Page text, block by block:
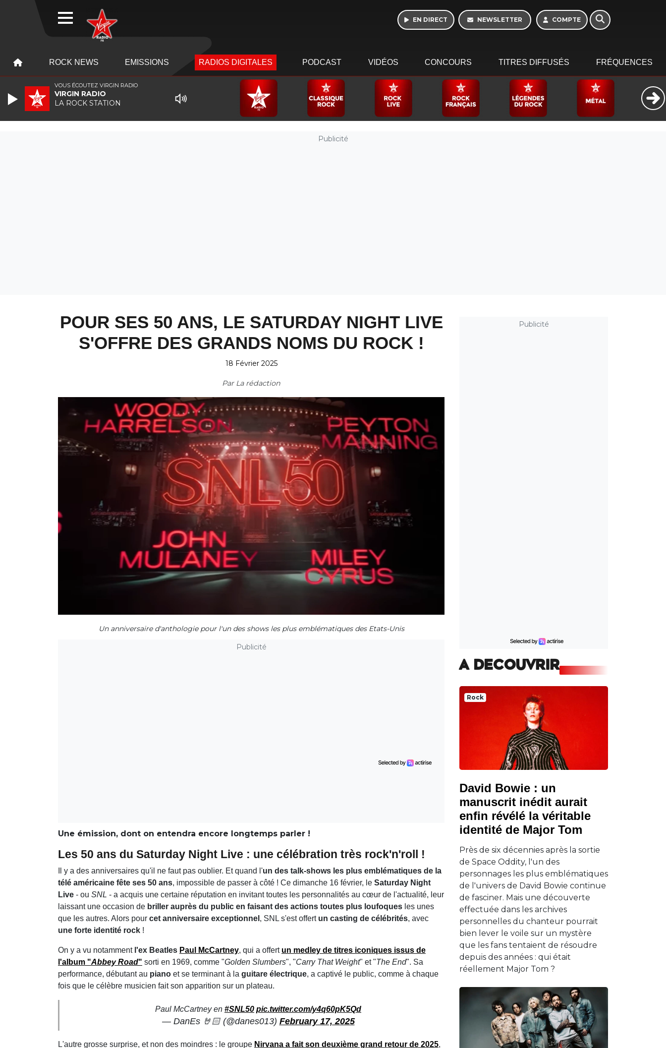
EN DIRECT NEWSLETTER COMPTE
ROCK NEWS EMISSIONS RADIOS DIGITALES PODCAST VIDÉOS CONCOURS TITRES DIFFUSÉS FRÉQUENCES
Publicité
POUR SES 50 ANS, LE SATURDAY NIGHT LIVE
S'OFFRE DES GRANDS NOMS DU ROCK !
18 Février 2025
Par La rédaction
Un anniversaire d'anthologie pour l'un des shows les plus emblématiques des Etats-Unis
Publicité
Une émission, dont on entendra encore longtemps parler !
Les 50 ans du Saturday Night Live : une célébration très rock'n'roll !
Il y a des anniversaires qu'il ne faut pas oublier. Et quand l'un des talk-shows les plus emblématiques de la
télé américaine fête ses 50 ans, impossible de passer à côté ! Ce dimanche 16 février, le Saturday Night
Live - ou SNL - a acquis une certaine réputation en invitant toutes les personnalités au cœur de l'actualité, leur
laissant une occasion de briller auprès du public en faisant des actions toutes plus loufoques les unes
que les autres. Alors pour cet anniversaire exceptionnel , SNL s'est offertun casting de célébrités, avec
une forte identité rock !
On y a vu notamment l'ex Beatles Paul McCartney, qui a offert un medley de titres iconiques issus de
l'album "Abbey Road" sorti en 1969, comme "Golden Slumbers", "Carry That Weight" et "The End". Sa
performance, débutant au piano et se terminant à la guitare électrique, a captivé le public, comme à chaque
fois que le célèbre musicien fait son apparition sur un plateau.
Paul McCartney en #SNL50 pic.twitter.com/y4q60pK5Qd
— DanEs 🤘🏻 (@danes013) February 17, 2025
L'autre grosse surprise, et non des moindres : le groupe Nirvana a fait son deuxième grand retour de 2025,
Publicité
A DECOUVRIR
Rock
David Bowie : un
manuscrit inédit aurait
enfin révélé la véritable
identité de Major Tom
Près de six décennies après la sortie
de Space Oddity, l'un des
personnages les plus emblématiques
de l'univers de David Bowie continue
de fasciner. Mais une découverte
effectuée dans les archives
personnelles du chanteur pourrait
bien lever le voile sur un mystère
que les fans tentaient de résoudre
depuis des années : qui était
réellement Major Tom ?
VOUS ÉCOUTEZ VIRGIN RADIO
VIRGIN RADIO
LA ROCK STATION
WEBRADIO
10h - 13h